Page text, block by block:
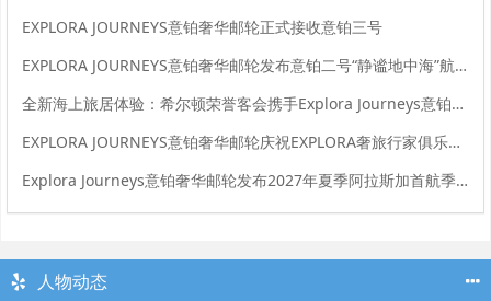
EXPLORA JOURNEYS意铂奢华邮轮正式接收意铂三号
EXPLORA JOURNEYS意铂奢华邮轮发布意铂二号“静谧地中海”航季臻选美馔、海洋养修与文化体验
全新海上旅居体验：希尔顿荣誉客会携手Explora Journeys意铂奢华邮轮重磅推出全新臻奢海洋之旅奖励计划
EXPLORA JOURNEYS意铂奢华邮轮庆祝EXPLORA奢旅行家俱乐部成立一周年
Explora Journeys意铂奢华邮轮发布2027年夏季阿拉斯加首航季精选目的地体验
人物动态